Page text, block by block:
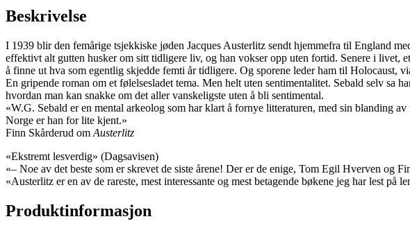
Beskrivelse
I 1939 blir den femårige tsjekkiske jøden Jacques Austerlitz sendt hjemmefra til England
effektivt alt gutten husker om sitt tidligere liv, og han vokser opp uten fortid. Senere i livet,
å finne ut hva som egentlig skjedde femti år tidligere. Og sporene leder ham til Holocaust,
En gripende roman om et følelsesladet tema. Men helt uten sentimentalitet. Sebald selv sa
hvordan man kan snakke om det aller vanskeligste uten å bli sentimental.
«W.G. Sebald er en mental arkeolog som har klart å fornye litteraturen, med sin blanding
Norge er han for lite kjent.»
Finn Skårderud om Austerlitz
«Ekstremt lesverdig» (Dagsavisen)
«– Noe av det beste som er skrevet de siste årene! Der er de enige, Tom Egil Hverven og
«Austerlitz er en av de rareste, mest interessante og mest betagende bøkene jeg har lest på
Produktinformasjon